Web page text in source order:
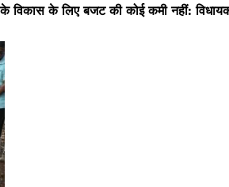
विकास के लिए बजट की कोई कमी नहीं: